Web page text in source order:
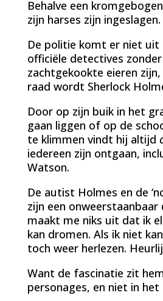
Behalve een
zijn harses zijn ingeslagen.
De politie komt er niet
officiële detectives
zachtgekookte eieren
raad wordt Sherlock
Door op zijn buik in het
gaan liggen of op de
te klimmen vindt hij altijd
iedereen zijn ontgaan,
Watson.
De autist Holmes en de
zijn een onweerstaanbaar
maakt me niks uit dat ik
kan dromen. Als ik niet
toch weer herlezen.
Want de fascinatie zit
personages, en niet in het